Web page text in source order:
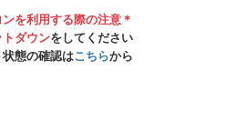
を利用する際の注意＊
ダウンをしてください
態の確認はこちらから